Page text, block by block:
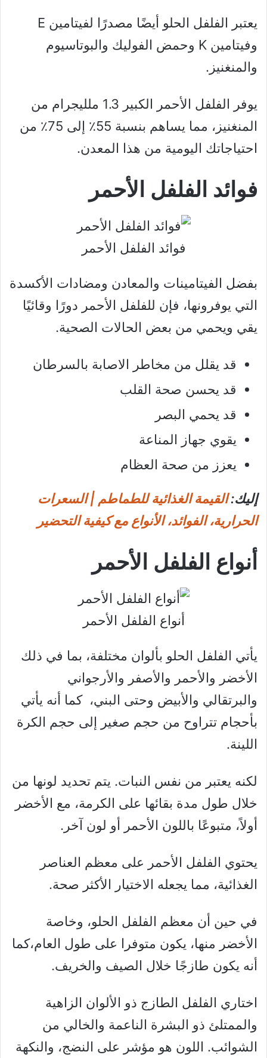
يعتبر الفلفل الحلو أيضًا مصدرًا لفيتامين E
وفيتامين K وحمض الفوليك والبوتاسيوم
والمنغنيز.
يوفر الفلفل الأحمر الكبير 1.3 ملليجرام من
المنغنيز، مما يساهم بنسبة 55٪ إلى 75٪ من
احتياجاتك اليومية من هذا المعدن.
فوائد الفلفل الأحمر
فوائد الفلفل الأحمر
بفضل الفيتامينات والمعادن ومضادات الأكسدة
التي يوفرونها، فإن للفلفل الأحمر دورًا وقائيًا
يقي ويحمي من بعض الحالات الصحية.
قد يقلل من مخاطر الاصابة بالسرطان
قد يحسن صحة القلب
قد يحمي البصر
يقوي جهاز المناعة
يعزز من صحة العظام
إليك:القيمة الغذائية للطماطم | السعرات
الحرارية، الفوائد، الأنواع مع كيفية التحضير
أنواع الفلفل الأحمر
أنواع الفلفل الأحمر
يأتي الفلفل الحلو بألوان مختلفة، بما في ذلك
الأخضر والأحمر والأصفر والأرجواني
والبرتقالي والأبيض وحتى البني، كما أنه يأتي
بأحجام تتراوح من حجم صغير إلى حجم الكرة
اللينة.
لكنه يعتبر من نفس النبات. يتم تحديد لونها من
خلال طول مدة بقائها على الكرمة، مع الأخضر
أولاً، متبوعًا باللون الأحمر أو لون آخر.
يحتوي الفلفل الأحمر على معظم العناصر
الغذائية، مما يجعله الاختيار الأكثر صحة.
في حين أن معظم الفلفل الحلو، وخاصة
الأخضر منها، يكون متوفرا على طول العام،كما
أنه يكون طازجًا خلال الصيف والخريف.
اختاري الفلفل الطازج ذو الألوان الزاهية
والممتلئ ذو البشرة الناعمة والخالي من
الشوائب. اللون هو مؤشر على النضج، والنكهة